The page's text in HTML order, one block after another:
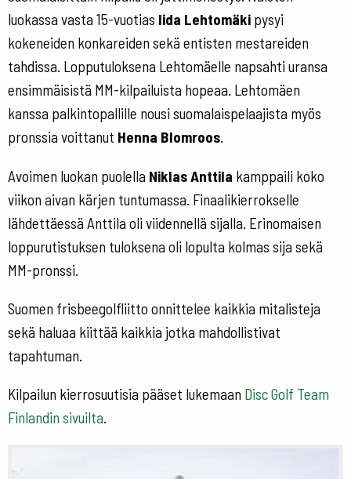
luokassa vasta 15-vuotias Iida Lehtomäkipysyi
kokeneiden konkareiden sekä entisten mestareiden
tahdissa. Lopputuloksena Lehtomäelle napsahti uransa
ensimmäisistä MM-kilpailuista hopeaa. Lehtomäen
kanssa palkintopallille nousi suomalaispelaajista myös
pronssia voittanut Henna Blomroos.
Avoimen luokan puolella Niklas Anttila kamppaili koko
viikon aivan kärjen tuntumassa. Finaalikierrokselle
lähdettäessä Anttila oli viidennellä sijalla. Erinomaisen
loppurutistuksen tuloksena oli lopulta kolmas sija sekä
MM-pronssi.
Suomen frisbeegolfliitto onnittelee kaikkia mitalisteja
sekä haluaa kiittää kaikkia jotka mahdollistivat
tapahtuman.
Kilpailun kierrosuutisia pääset lukemaan Disc Golf Team
Finlandin sivuilta.